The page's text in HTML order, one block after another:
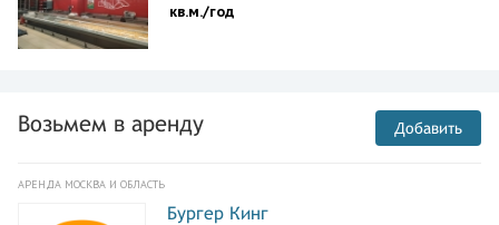
кв.м./год
Возьмем в аренду Добавить
АРЕНДА МОСКВА И ОБЛАСТЬ
Бургер Кинг